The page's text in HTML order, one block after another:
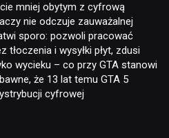
mniej obytym z cyfrową
nie odczuje zauważalnej
sporo: pozwoli pracować
tłoczenia i wysyłki płyt, zdusi
wycieku – co przy GTA stanowi
że 13 lat temu GTA 5
cyfrowej